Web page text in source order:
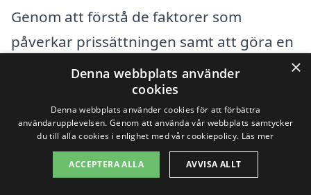
Genom att förstå de faktorer som
påverkar prissättningen samt att göra en
noggrann jämförelse kan du hitta en
pålitlig och effektiv lösning för
trappstädning i Vårgårda.
Få 3 erbjudanden, gratis och utan
×
Denna webbplats använder
cookies
Denna webbplats använder cookies för att förbättra
användarupplevelsen. Genom att använda vår webbplats samtycker
du till alla cookies i enlighet med vår cookiepolicy. Läs mer
ACCEPTERA ALLA AVVISA ALLT